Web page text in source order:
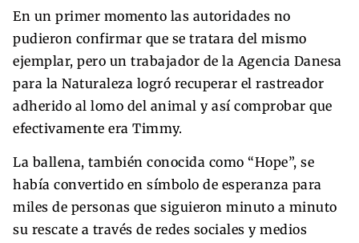
En un primer momento las autoridades no
pudieron confirmar que se tratara del mismo
ejemplar, pero un trabajador de la Agencia Danesa
para la Naturaleza logró recuperar el rastreador
adherido al lomo del animal y así comprobar que
efectivamente era Timmy.
La ballena, también conocida como “Hope”, se
había convertido en símbolo de esperanza para
miles de personas que siguieron minuto a minuto
su rescate a través de redes sociales y medios